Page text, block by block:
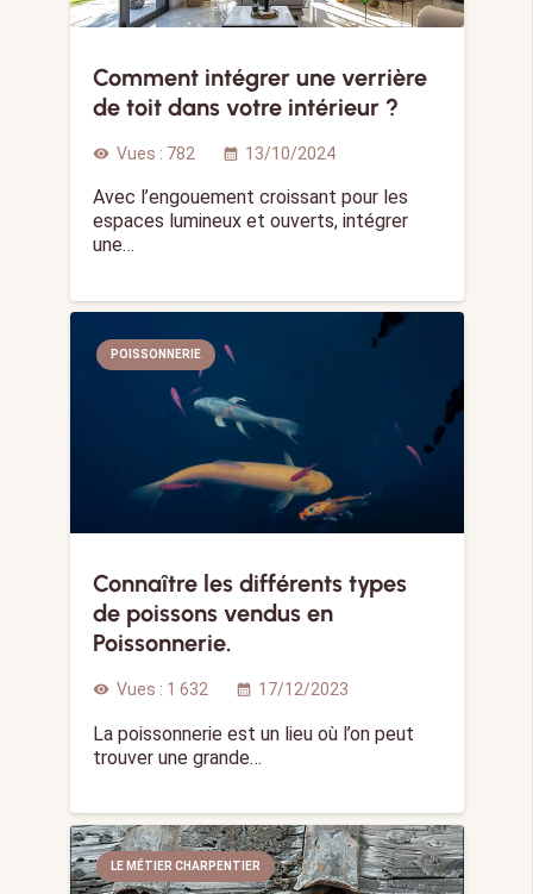
Comment intégrer une verrière
de toit dans votre intérieur ?
visibility Vues : 782 calendar_month 13/10/2024
Avec l’engouement croissant pour les
espaces lumineux et ouverts, intégrer
une…
POISSONNERIE
Connaître les différents types
de poissons vendus en
Poissonnerie.
visibility Vues : 1 632 calendar_month 17/12/2023
La poissonnerie est un lieu où l’on peut
trouver une grande…
LE MÉTIER CHARPENTIER